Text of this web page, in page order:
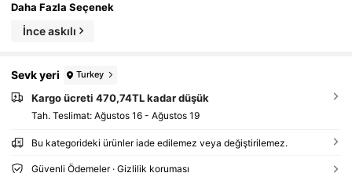
Daha Fazla Seçenek
İnce askılı
Sevk yeri Turkey
Kargo ücreti 470,74TL kadar düşük
Tah. Teslimat: Ağustos 16 - Ağustos 19
Bu kategorideki ürünler iade edilemez veya değiştirilemez.
Güvenli Ödemeler · Gizlilik koruması